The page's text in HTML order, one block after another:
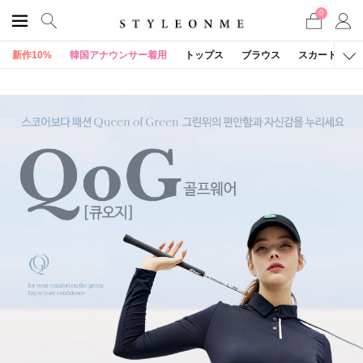
0
新作10% 韓国アナウンサー着用 トップス ブラウス スカート